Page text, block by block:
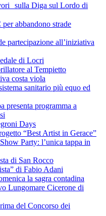
sulla Diga sul Lordo di
abbandono strade
partecipazione all’iniziativa
di Locri
al Tempietto
costa viola
sanitario più equo ed
presenta programma a
Days
“Best Artist in Gerace”
Party: l’unica tappa in
di San Rocco
di Fabio Adani
la sagra contadina
Lungomare Cicerone di
del Concorso dei